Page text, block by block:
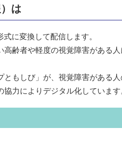
は
に変換して配信します。
齢者や軽度の視覚障害がある
もしび」が、視覚障害がある
力によりデジタル化しています